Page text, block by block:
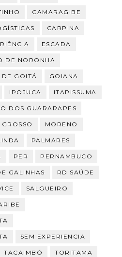
CAMARAGIBE
CARPINA
ESCADA
DE NORONHA
GOITÁ GOIANA
IPOJUCA ITAPISSUMA
DOS GUARARAPES
MORENO
PALMARES
PER PERNAMBUCO
GALINHAS RD SAÚDE
SALGUEIRO
SEM EXPERIENCIA
TACAIMBÓ TORITAMA